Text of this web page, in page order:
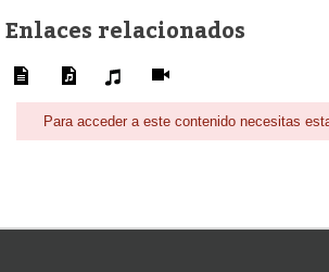
Enlaces relacionados
Para acceder a este contenido necesitas